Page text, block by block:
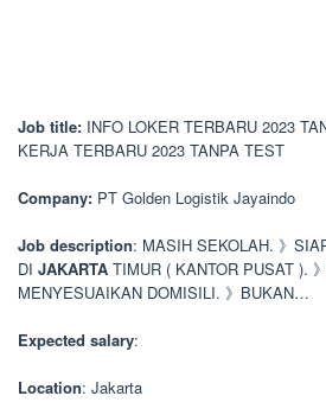
Job title: INFO LOKER TERBARU 2023
KERJA TERBARU 2023 TANPA TEST
Company: PT Golden Logistik Jayaindo
Job description: MASIH SEKOLAH. 》
DI JAKARTA TIMUR ( KANTOR PUSAT ).
MENYESUAIKAN DOMISILI. 》BUKAN…
Expected salary:
Location: Jakarta